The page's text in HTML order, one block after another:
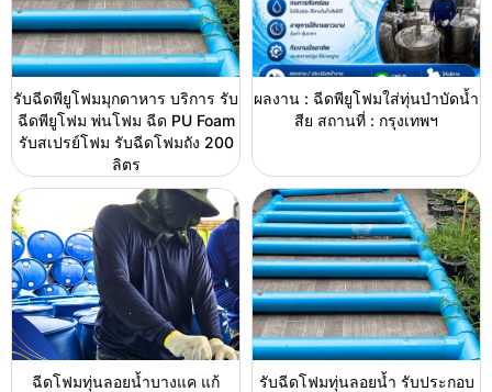
รับฉีดพียูโฟมมุกดาหาร บริการ รับ
ฉีดพียูโฟม พ่นโฟม ฉีด PU Foam
รับสเปรย์โฟม รับฉีดโฟมถัง 200
ลิตร
ผลงาน : ฉีดพียูโฟมใส่ทุ่นบำบัดน้ำ
สีย สถานที่ : กรุงเทพฯ
ฉีดโฟมทุ่นลอยน้ำบางแค แก้
รับฉีดโฟมทุ่นลอยน้ำ รับประกอบ